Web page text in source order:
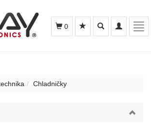
Toggle
navigation
Toggle
search
0
Chladničky